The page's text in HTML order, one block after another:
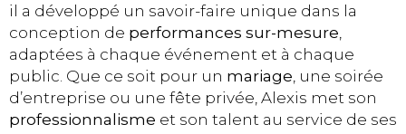
il a développé un savoir-faire unique dans la
conception de performances sur-mesure
adaptées à chaque événement et à chaque
public. Que ce soit pour un mariage , une soirée
d’entreprise ou une fête privée, Alexis met son
professionnalisme et son talent au service de ses